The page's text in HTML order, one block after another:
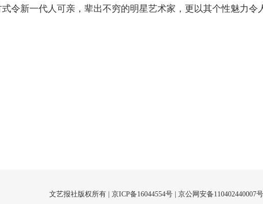
令新一代人可亲，辈出不穷的明星艺术家，更以其个性魅力令
文艺报社版权所有 | 京ICP备16044554号 | 京公网安备110402440007号